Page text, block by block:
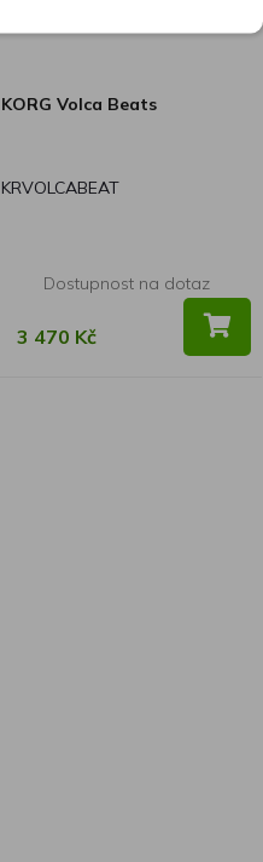
KORG Volca Beats
KRVOLCABEAT
Dostupnost na dotaz
3 470 Kč